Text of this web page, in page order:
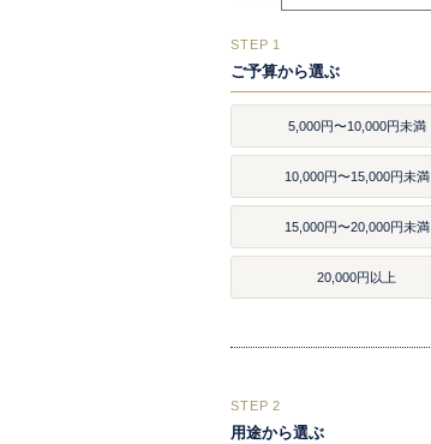
STEP 1
ご予算から選ぶ
5,000円〜10,000円未満
10,000円〜15,000円未満
15,000円〜20,000円未満
20,000円以上
STEP 2
用途から選ぶ